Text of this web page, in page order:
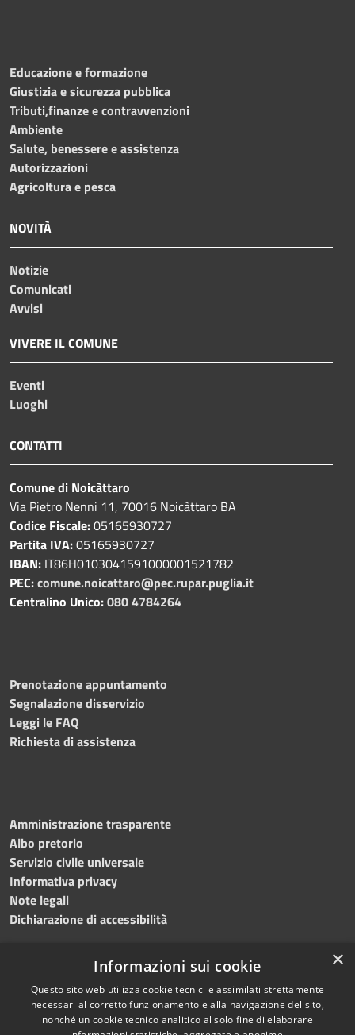
Educazione e formazione
Giustizia e sicurezza pubblica
Tributi,finanze e contravvenzioni
Ambiente
Salute, benessere e assistenza
Autorizzazioni
Agricoltura e pesca
NOVITÀ
Notizie
Comunicati
Avvisi
VIVERE IL COMUNE
Eventi
Luoghi
CONTATTI
Comune di Noicàttaro
Via Pietro Nenni 11, 70016 Noicàttaro BA
Codice Fiscale:05165930727
Partita IVA:05165930727
IBAN: IT86H0103041591000001521782
PEC:comune.noicattaro@pec.rupar.puglia.it
Centralino Unico:080 4784264
Prenotazione appuntamento
Segnalazione disservizio
Leggi le FAQ
Richiesta di assistenza
Amministrazione trasparente
Albo pretorio
Servizio civile universale
Informativa privacy
Note legali
Dichiarazione di accessibilità
RSS
Accessibilità
Copyright © 2023 •
Comune di Noicàttaro
×
Informazioni sui cookie
Questo sito web utilizza cookie tecnici e assimilati strettamente
necessari al corretto funzionamento e alla navigazione del sito,
nonché un cookie tecnico analitico al solo fine di elaborare